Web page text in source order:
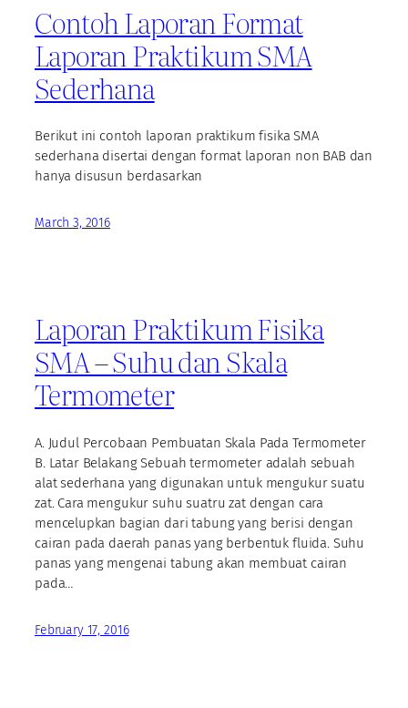
Contoh Laporan Format
Laporan Praktikum SMA
Sederhana
Berikut ini contoh laporan praktikum fisika SMA
sederhana disertai dengan format laporan non BAB dan
hanya disusun berdasarkan
March 3, 2016
Laporan Praktikum Fisika
SMA – Suhu dan Skala
Termometer
A. Judul Percobaan Pembuatan Skala Pada Termometer
B. Latar Belakang Sebuah termometer adalah sebuah
alat sederhana yang digunakan untuk mengukur suatu
zat. Cara mengukur suhu suatru zat dengan cara
mencelupkan bagian dari tabung yang berisi dengan
cairan pada daerah panas yang berbentuk fluida. Suhu
panas yang mengenai tabung akan membuat cairan
pada…
February 17, 2016